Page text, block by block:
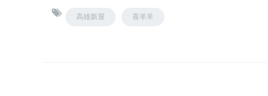
高雄新屋 喜羊羊